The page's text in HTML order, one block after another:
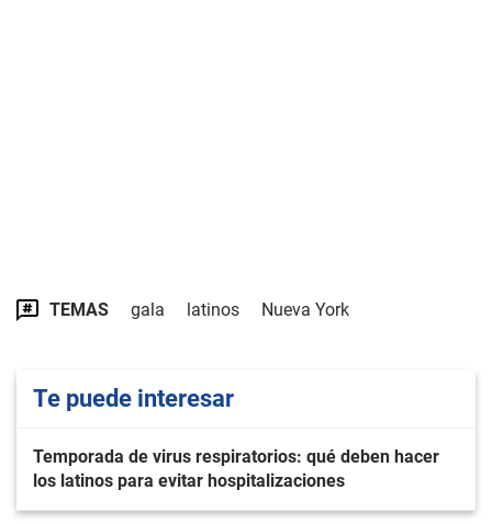
TEMAS gala latinos Nueva York
Te puede interesar
Temporada de virus respiratorios: qué deben hacer
los latinos para evitar hospitalizaciones